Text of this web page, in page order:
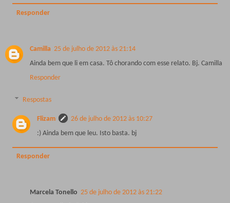
Responder
Camilla 25 de julho de 2012 às 21:14
Ainda bem que li em casa. Tô chorando com esse relato. Bj. Camilla
Responder
Respostas
Flizam
26 de julho de 2012 às 10:27
:) Ainda bem que leu. Isto basta. bj
Responder
Marcela Tonello 25 de julho de 2012 às 21:22